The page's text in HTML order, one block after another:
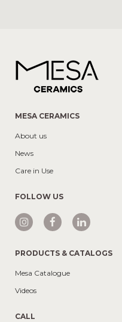
MESA CERAMICS
About us
News
Care in Use
FOLLOW US
PRODUCTS & CATALOGS
Mesa Catalogue
Videos
CALL